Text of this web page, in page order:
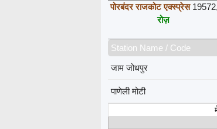
पोरबंदर राजकोट एक्स्प्रेस 19572
रोज़
Station Name / Code
जाम जोधपुर
पाणेली मोटी